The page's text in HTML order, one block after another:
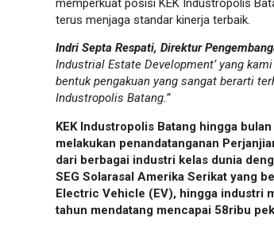
memperkuat posisi KEK Industropolis
terus menjaga standar kinerja terbaik.
Indri Septa Respati, Direktur
Industrial Estate Development’ yang
bentuk pengakuan yang sangat berarti
Industropolis Batang.”
KEK Industropolis Batang hingga
melakukan penandatanganan
dari berbagai industri kelas dunia
SEG Solarasal Amerika Serikat yang
Electric Vehicle (EV), hingga industri
tahun mendatang mencapai 58ribu